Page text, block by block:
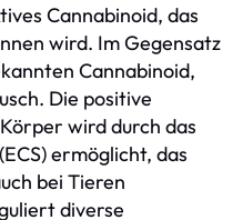
Cannabinoid, das
wird. Im Gegensatz
Cannabinoid,
Die positive
wird durch das
ermöglicht, das
bei Tieren
diverse